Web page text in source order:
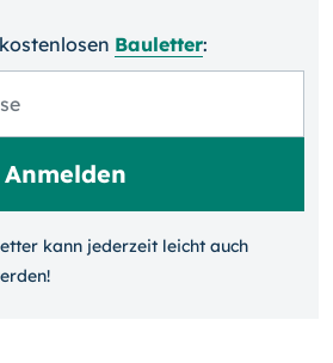
Bauletter:
kann jeder­zeit leicht auch